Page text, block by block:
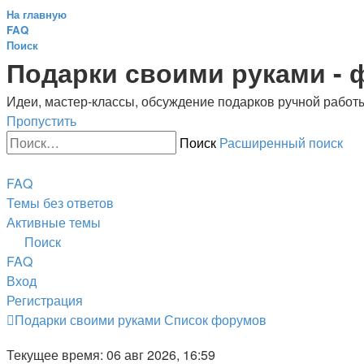
На главную
FAQ
Поиск
Подарки своими руками -
Идеи, мастер-классы, обсуждение подарков ручной
Пропустить
Поиск Расширенный поиск
FAQ
Темы без ответов
Активные темы
Поиск
FAQ
Вход
Регистрация
Подарки своими руками Список форумов
Текущее время: 06 авг 2026, 16:59